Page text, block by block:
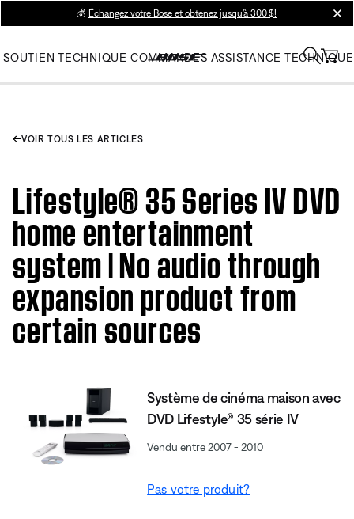
💰 Échangez votre Bose et obtenez jusqu’à 300 $!
SOUTIEN TECHNIQUE COMMANDES ASSISTANCE TECHNIQUE
VOIR TOUS LES ARTICLES
Lifestyle® 35 Series IV DVD
home entertainment
system | No audio through
expansion product from
certain sources
Système de cinéma maison avec
DVD Lifestyle® 35 série IV
Vendu entre 2007 - 2010
Pas votre produit?